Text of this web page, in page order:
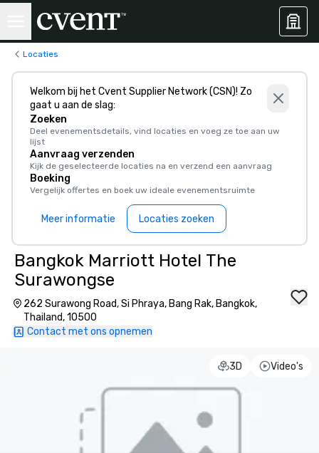
Locaties
Welkom bij het Cvent Supplier Network (CSN)! Zo
gaat u aan de slag:
Zoeken
Deel evenementsdetails, vind locaties en voeg ze toe aan uw
lijst
Aanvraag verzenden
Kijk de geselecteerde locaties na en verzend een aanvraag
Boeking
Vergelijk offertes en boek uw ideale evenementsruimte
Meer informatie Locaties zoeken
Bangkok Marriott Hotel The
Surawongse
262 Surawong Road, Si Phraya, Bang Rak, Bangkok,
Thailand, 10500
Contact met ons opnemen
3D Video's